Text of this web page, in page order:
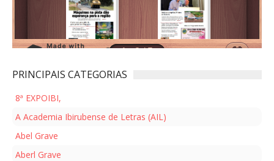
PRINCIPAIS CATEGORIAS
8ª EXPOIBI,
A Academia Ibirubense de Letras (AIL)
Abel Grave
Aberl Grave